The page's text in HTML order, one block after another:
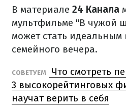
В материале 24 Канала
мультфильме "В чужой
может стать идеальным
семейного вечера.
СОВЕТУЕМ
Что смотреть
3 высокорейтинговых
научат верить в себя